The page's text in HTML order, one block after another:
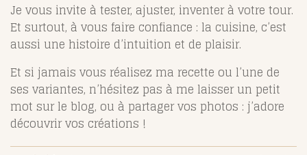
Je vous invite à tester, ajuster, inventer à votre tour.
Et surtout, à vous faire confiance : la cuisine, c’est
aussi une histoire d’intuition et de plaisir.
Et si jamais vous réalisez ma recette ou l’une de
ses variantes, n’hésitez pas à me laisser un petit
mot sur le blog, ou à partager vos photos : j’adore
découvrir vos créations !